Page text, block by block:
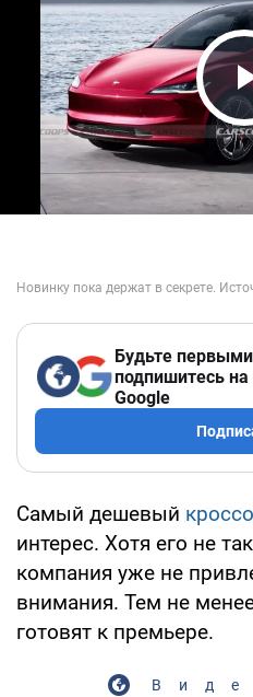
Будьте
подпишитесь на
Google
Самый дешевый
интерес. Хотя его не
компания уже не
внимания. Тем не
готовят к премьере.